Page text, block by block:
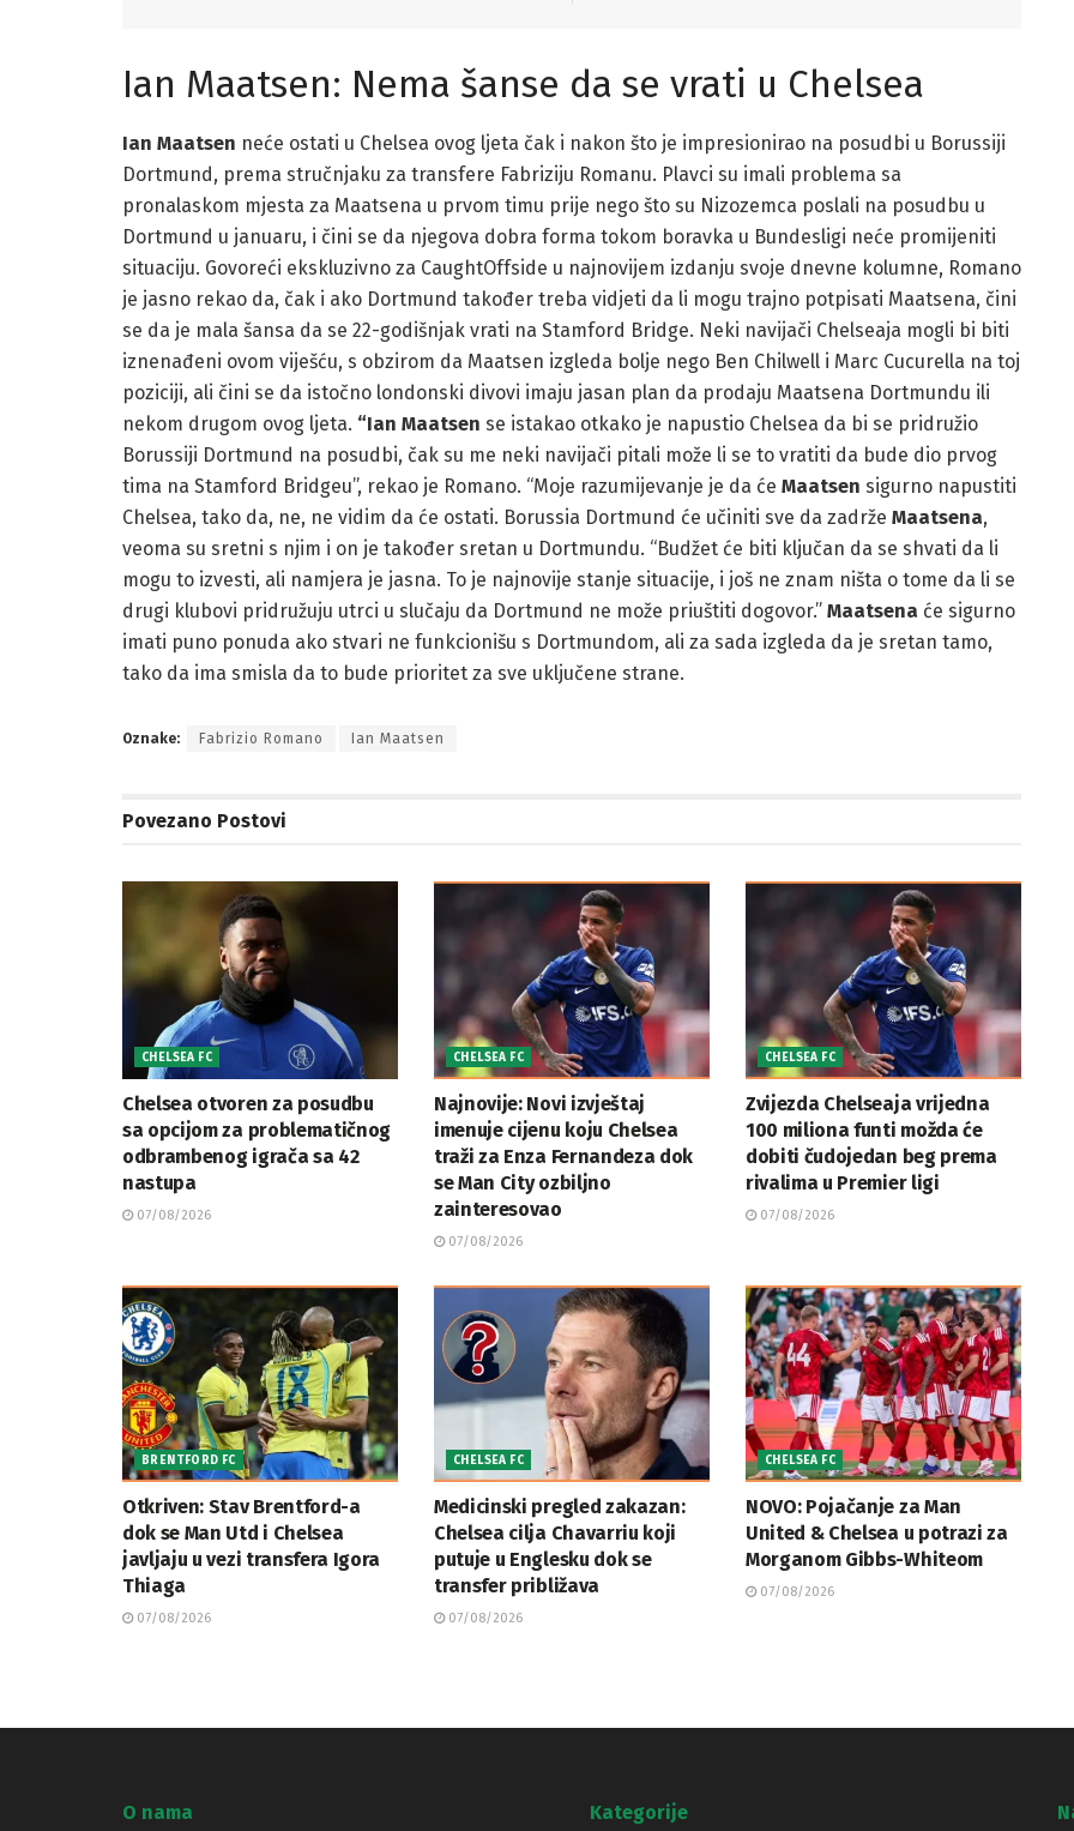
Ian Maatsen: Nema šanse da se vrati u Chelsea
Ian Maatsen neće ostati u Chelsea ovog ljeta čak i nakon što je impresionirao na posudbi u Borussiji
Dortmund, prema stručnjaku za transfere Fabriziju Romanu. Plavci su imali problema sa
pronalaskom mjesta za Maatsena u prvom timu prije nego što su Nizozemca poslali na posudbu u
Dortmund u januaru, i čini se da njegova dobra forma tokom boravka u Bundesligi neće promijeniti
situaciju. Govoreći ekskluzivno za CaughtOffside u najnovijem izdanju svoje dnevne kolumne, Romano
je jasno rekao da, čak i ako Dortmund također treba vidjeti da li mogu trajno potpisati Maatsena, čini
se da je mala šansa da se 22-godišnjak vrati na Stamford Bridge. Neki navijači Chelseaja mogli bi biti
iznenađeni ovom viješću, s obzirom da Maatsen izgleda bolje nego Ben Chilwell i Marc Cucurella na toj
poziciji, ali čini se da istočno londonski divovi imaju jasan plan da prodaju Maatsena Dortmundu ili
nekom drugom ovog ljeta. “Ian Maatsen se istakao otkako je napustio Chelsea da bi se pridružio
Borussiji Dortmund na posudbi, čak su me neki navijači pitali može li se to vratiti da bude dio prvog
tima na Stamford Bridgeu”, rekao je Romano. “Moje razumijevanje je da će Maatsen sigurno napustiti
Chelsea, tako da, ne, ne vidim da će ostati. Borussia Dortmund će učiniti sve da zadrže Maatsena,
veoma su sretni s njim i on je također sretan u Dortmundu. “Budžet će biti ključan da se shvati da li
mogu to izvesti, ali namjera je jasna. To je najnovije stanje situacije, i još ne znam ništa o tome da li se
drugi klubovi pridružuju utrci u slučaju da Dortmund ne može priuštiti dogovor.” Maatsena će sigurno
imati puno ponuda ako stvari ne funkcionišu s Dortmundom, ali za sada izgleda da je sretan tamo,
tako da ima smisla da to bude prioritet za sve uključene strane.
Oznake: Fabrizio Romano Ian Maatsen
Povezano Postovi
CHELSEA FC
Chelsea otvoren za posudbu
sa opcijom za problematičnog
odbrambenog igrača sa 42
nastupa
07/08/2026
CHELSEA FC
Najnovije: Novi izvještaj
imenuje cijenu koju Chelsea
traži za Enza Fernandeza dok
se Man City ozbiljno
zainteresovao
07/08/2026
CHELSEA FC
Zvijezda Chelseaja vrijedna
100 miliona funti možda će
dobiti čudojedan beg prema
rivalima u Premier ligi
07/08/2026
BRENTFORD FC
Otkriven: Stav Brentford-a
dok se Man Utd i Chelsea
javljaju u vezi transfera Igora
Thiaga
07/08/2026
CHELSEA FC
Medicinski pregled zakazan:
Chelsea cilja Chavarriu koji
putuje u Englesku dok se
transfer približava
07/08/2026
CHELSEA FC
NOVO: Pojačanje za Man
United & Chelsea u potrazi za
Morganom Gibbs-Whiteom
07/08/2026
O nama Kategorije